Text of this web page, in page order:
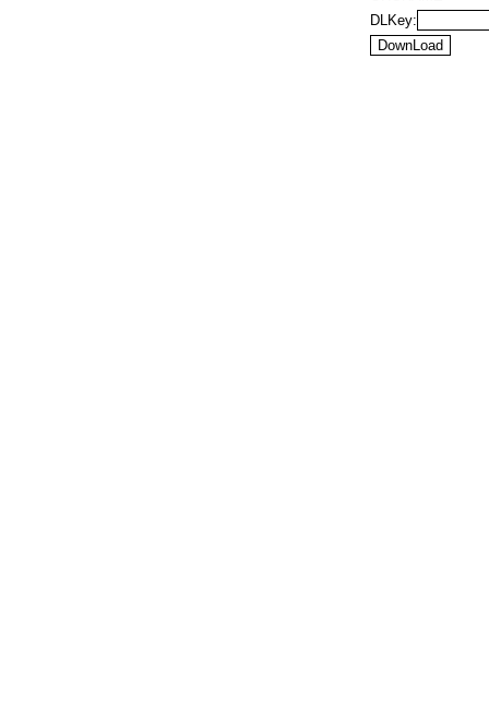
DLKey: